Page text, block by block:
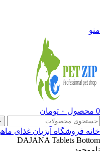
منو
0 محصول ۰ تومان
خانه فروشگاه آبزیان غذای
DAJANA Tablets Bottom